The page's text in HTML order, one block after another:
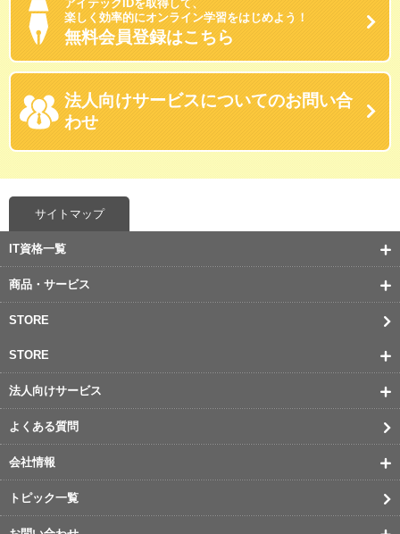
アイテックIDを取得して、
楽しく効率的にオンライン学習をはじめよう！
無料会員登録はこちら
法人向けサービスについてのお問い合
わせ
サイトマップ
IT資格一覧
商品・サービス
STORE
STORE
法人向けサービス
よくある質問
会社情報
トピック一覧